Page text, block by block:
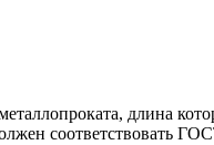
длина
соответствовать